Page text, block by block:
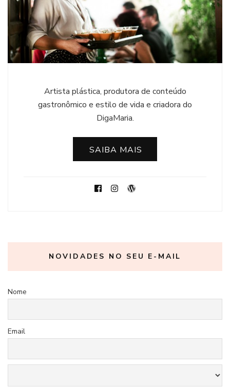
Artista plástica, produtora de conteúdo
gastronômico e estilo de vida e criadora do
DigaMaria.
SAIBA MAIS
NOVIDADES NO SEU E-MAIL
Nome
Email